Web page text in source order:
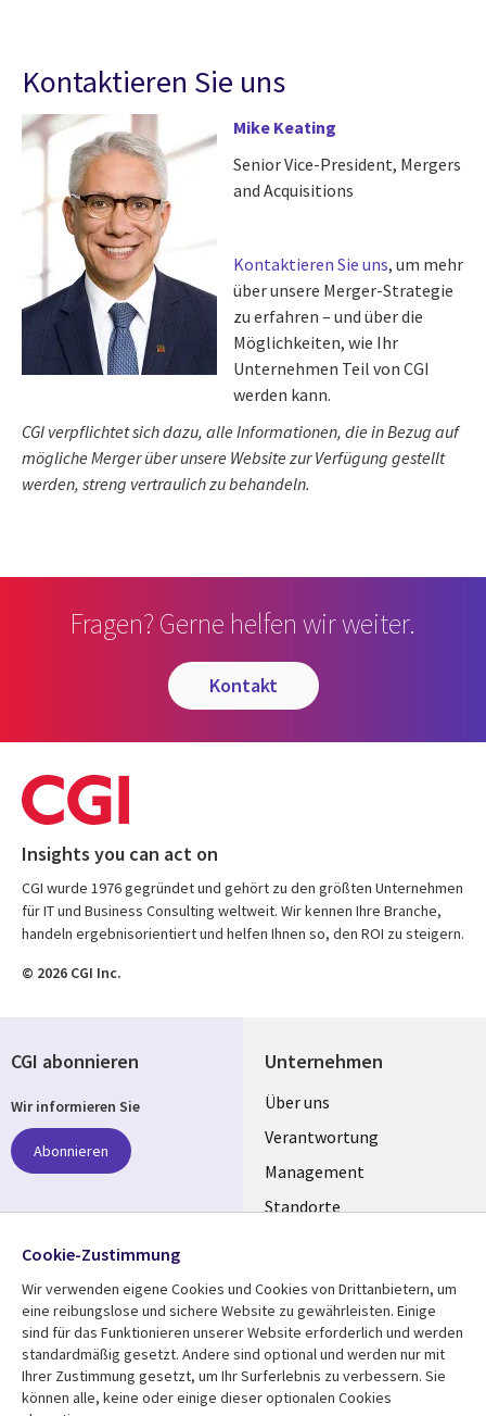
Kontaktieren Sie uns
Mike Keating
Senior Vice-President, Mergers
and Acquisitions
Kontaktieren Sie uns, um mehr
über unsere Merger-Strategie
zu erfahren – und über die
Möglichkeiten, wie Ihr
Unternehmen Teil von CGI
werden kann.
CGI verpflichtet sich dazu, alle Informationen, die in Bezug auf
mögliche Merger über unsere Website zur Verfügung gestellt
werden, streng vertraulich zu behandeln.
Fragen? Gerne helfen wir weiter.
kontakt
Insights you can act on
CGI wurde 1976 gegründet und gehört zu den größten Unternehmen
für IT und Business Consulting weltweit. Wir kennen Ihre Branche,
handeln ergebnisorientiert und helfen Ihnen so, den ROI zu steigern.
© 2026 CGI Inc.
Unternehmen
Useful
links
GERMANY
Über uns
Verantwortung
Management
Standorte
Mediathek Rechtliches
CGI abonnieren
Wir informieren Sie
Abonnieren
Folgen Sie uns
Social
Media
GERMANY
Cookie-Zustimmung
Wir verwenden eigene Cookies und Cookies von Drittanbietern, um
eine reibungslose und sichere Website zu gewährleisten. Einige
sind für das Funktionieren unserer Website erforderlich und werden
standardmäßig gesetzt. Andere sind optional und werden nur mit
Ihrer Zustimmung gesetzt, um Ihr Surferlebnis zu verbessern. Sie
können alle, keine oder einige dieser optionalen Cookies